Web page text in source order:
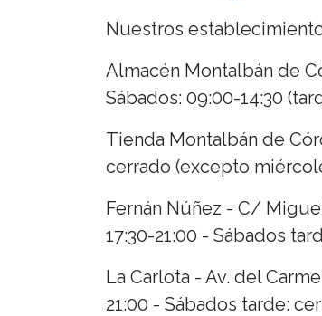
Nuestros
Almacén Montalbán de
Sábados: 09:00-14:30
Tienda Montalbán de
cerrado (excepto
Fernán Núñez - C/
17:30-21:00 - Sábados
La Carlota - Av. del
21:00 - Sábados tarde: